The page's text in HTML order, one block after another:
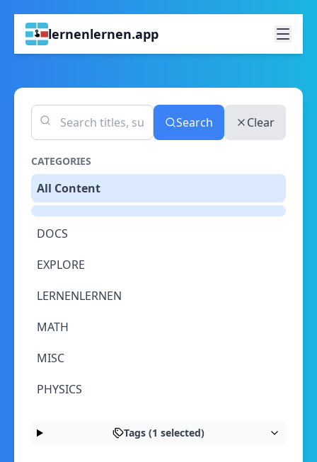
lernenlernen.app
Search Clear
CATEGORIES
All Content
DOCS
EXPLORE
LERNENLERNEN
MATH
MISC
PHYSICS
Tags (1 selected)